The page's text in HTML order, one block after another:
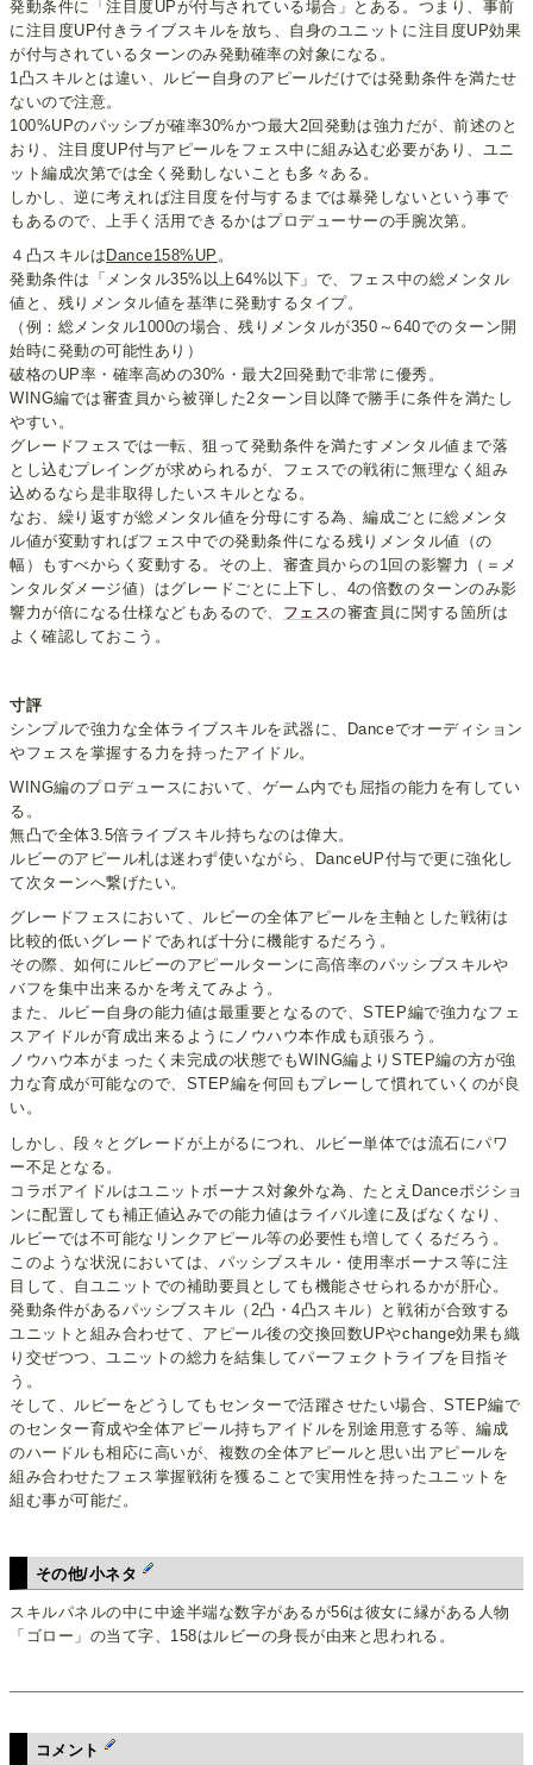
発動条件に「注目度UPが付与されている場合」とある。つまり、事前
に注目度UP付きライブスキルを放ち、自身のユニットに注目度UP効果
が付与されているターンのみ発動確率の対象になる。
1凸スキルとは違い、ルビー自身のアピールだけでは発動条件を満たせ
ないので注意。
100%UPのパッシブが確率30%かつ最大2回発動は強力だが、前述のと
おり、注目度UP付与アピールをフェス中に組み込む必要があり、ユニ
ット編成次第では全く発動しないことも多々ある。
しかし、逆に考えれば注目度を付与するまでは暴発しないという事で
もあるので、上手く活用できるかはプロデューサーの手腕次第。
４凸スキルは Dance158%UP 。
発動条件は「メンタル35%以上64%以下」で、フェス中の総メンタル
値と、残りメンタル値を基準に発動するタイプ。
（例：総メンタル1000の場合、残りメンタルが350～640でのターン開
始時に発動の可能性あり）
破格のUP率・確率高めの30%・最大2回発動で非常に優秀。
WING編では審査員から被弾した2ターン目以降で勝手に条件を満たし
やすい。
グレードフェスでは一転、狙って発動条件を満たすメンタル値まで落
とし込むプレイングが求められるが、フェスでの戦術に無理なく組み
込めるなら是非取得したいスキルとなる。
なお、繰り返すが総メンタル値を分母にする為、編成ごとに総メンタ
ル値が変動すればフェス中での発動条件になる残りメンタル値（の
幅）もすべからく変動する。その上、審査員からの1回の影響力（＝メ
ンタルダメージ値）はグレードごとに上下し、4の倍数のターンのみ影
響力が倍になる仕様などもあるので、 フェスの審査員に関する箇所は
よく確認しておこう。
寸評
シンプルで強力な全体ライブスキルを武器に、Danceでオーディション
やフェスを掌握する力を持ったアイドル。
WING編のプロデュースにおいて、ゲーム内でも屈指の能力を有してい
る。
無凸で全体3.5倍ライブスキル持ちなのは偉大。
ルビーのアピール札は迷わず使いながら、DanceUP付与で更に強化し
て次ターンへ繋げたい。
グレードフェスにおいて、ルビーの全体アピールを主軸とした戦術は
比較的低いグレードであれば十分に機能するだろう。
その際、如何にルビーのアピールターンに高倍率のパッシブスキルや
バフを集中出来るかを考えてみよう。
また、ルビー自身の能力値は最重要となるので、STEP編で強力なフェ
スアイドルが育成出来るようにノウハウ本作成も頑張ろう。
ノウハウ本がまったく未完成の状態でもWING編よりSTEP編の方が強
力な育成が可能なので、STEP編を何回もプレーして慣れていくのが良
い。
しかし、段々とグレードが上がるにつれ、ルビー単体では流石にパワ
ー不足となる。
コラボアイドルはユニットボーナス対象外な為、たとえDanceポジショ
ンに配置しても補正値込みでの能力値はライバル達に及ばなくなり、
ルビーでは不可能なリンクアピール等の必要性も増してくるだろう。
このような状況においては、パッシブスキル・使用率ボーナス等に注
目して、自ユニットでの補助要員としても機能させられるかが肝心。
発動条件があるパッシブスキル（2凸・4凸スキル）と戦術が合致する
ユニットと組み合わせて、アピール後の交換回数UPやchange効果も織
り交ぜつつ、ユニットの総力を結集してパーフェクトライブを目指そ
う。
そして、ルビーをどうしてもセンターで活躍させたい場合、STEP編で
のセンター育成や全体アピール持ちアイドルを別途用意する等、編成
のハードルも相応に高いが、複数の全体アピールと思い出アピールを
組み合わせたフェス掌握戦術を獲ることで実用性を持ったユニットを
組む事が可能だ。
その他/小ネタ
スキルパネルの中に中途半端な数字があるが56は彼女に縁がある人物
「ゴロー」の当て字、158はルビーの身長が由来と思われる。
コメント